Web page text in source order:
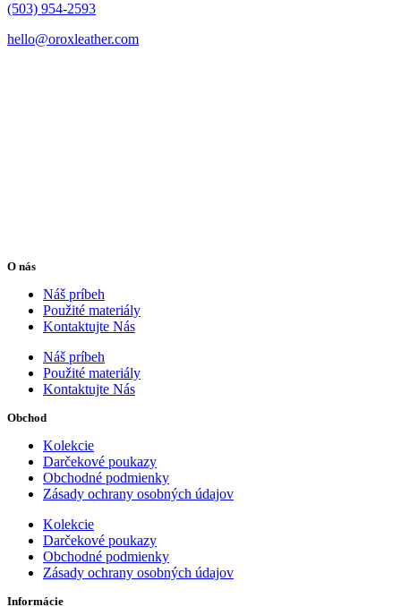
(503) 954-2593
hello@oroxleather.com
O nás
Náš príbeh
Použité materiály
Kontaktujte Nás
Náš príbeh
Použité materiály
Kontaktujte Nás
Obchod
Kolekcie
Darčekové poukazy
Obchodné podmienky
Zásady ochrany osobných údajov
Kolekcie
Darčekové poukazy
Obchodné podmienky
Zásady ochrany osobných údajov
Informácie